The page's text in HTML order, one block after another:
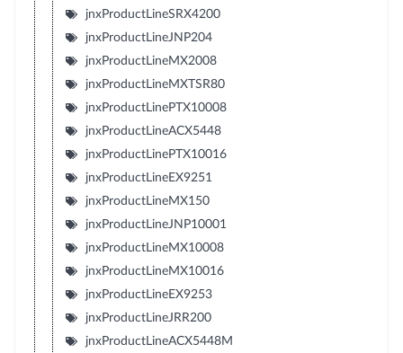
jnxProductLineSRX4200
jnxProductLineJNP204
jnxProductLineMX2008
jnxProductLineMXTSR80
jnxProductLinePTX10008
jnxProductLineACX5448
jnxProductLinePTX10016
jnxProductLineEX9251
jnxProductLineMX150
jnxProductLineJNP10001
jnxProductLineMX10008
jnxProductLineMX10016
jnxProductLineEX9253
jnxProductLineJRR200
jnxProductLineACX5448M